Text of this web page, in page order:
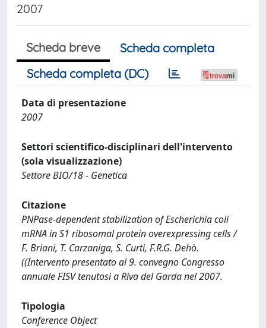
2007
Scheda breve
Scheda completa
Scheda completa (DC)
Data di presentazione
2007
Settori scientifico-disciplinari dell'intervento
(sola visualizzazione)
Settore BIO/18 - Genetica
Citazione
PNPase-dependent stabilization of Escherichia coli
mRNA in S1 ribosomal protein overexpressing cells /
F. Briani, T. Carzaniga, S. Curti, F.R.G. Dehò.
((Intervento presentato al 9. convegno Congresso
annuale FISV tenutosi a Riva del Garda nel 2007.
Tipologia
Conference Object